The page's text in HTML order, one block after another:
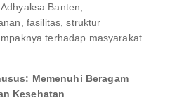
Banten,
fasilitas, struktur
terhadap masyarakat
Memenuhi Beragam
Kesehatan